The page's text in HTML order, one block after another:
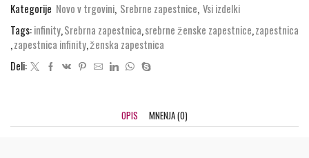
Kategorije Novo v trgovini, Srebrne zapestnice, Vsi izdelki
Tags:infinity,Srebrna zapestnica,srebrne ženske zapestnice,zapestnica
,zapestnica infinity,ženska zapestnica
Deli:
OPIS MNENJA (0)